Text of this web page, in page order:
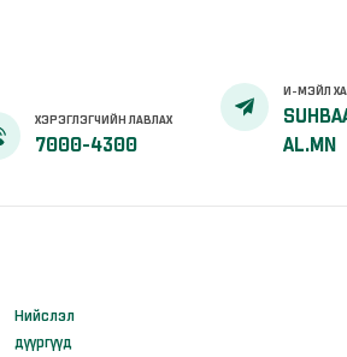
ХЭРЭГЛЭГЧИЙН ЛАВЛАХ
7000-4300
И-МЭЙЛ
AL.MN
Нийслэл
дүүргүүд